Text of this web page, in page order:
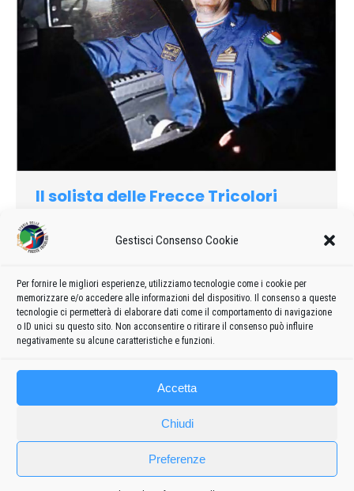
Gestisci Consenso Cookie
Per fornire le migliori esperienze, utilizziamo tecnologie come i cookie per
memorizzare e/o accedere alle informazioni del dispositivo. Il consenso a queste
tecnologie ci permetterà di elaborare dati come il comportamento di navigazione
o ID unici su questo sito. Non acconsentire o ritirare il consenso può influire
negativamente su alcune caratteristiche e funzioni.
Accetta
Chiudi
Preferenze
Il solista delle Frecce Tricolori
2009
Parlando di lui è quasi impossibile non lasciarsi prendere
anni, di Asti, incarna infatti una figura simbolo
dell’immaginario collettivo del nostro paese, quella del pilota
delle Frecce Tricolori.